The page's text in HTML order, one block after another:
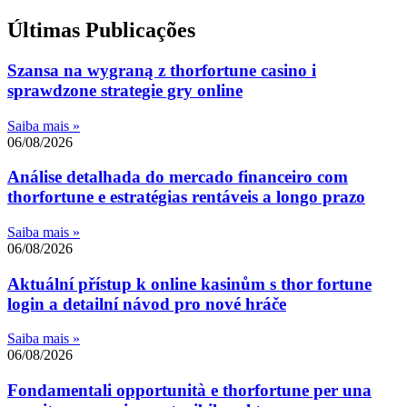
Últimas Publicações
Szansa na wygraną z thorfortune casino i
sprawdzone strategie gry online
Saiba mais »
06/08/2026
Análise detalhada do mercado financeiro com
thorfortune e estratégias rentáveis a longo prazo
Saiba mais »
06/08/2026
Aktuální přístup k online kasinům s thor fortune
login a detailní návod pro nové hráče
Saiba mais »
06/08/2026
Fondamentali opportunità e thorfortune per una